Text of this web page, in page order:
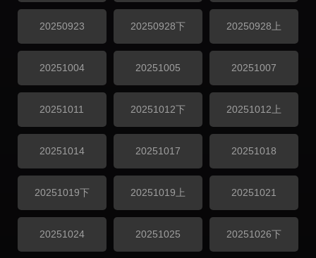
20250923 20250928下 20250928上
20251004 20251005 20251007
20251011 20251012下 20251012上
20251014 20251017 20251018
20251019下 20251019上 20251021
20251024 20251025 20251026下